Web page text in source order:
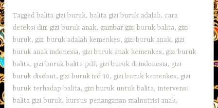
Tagged balita gizi buruk, balita gizi buruk adalah, cara
deteksi dini gizi buruk anak, gambar gizi buruk balita, gizi
buruk, gizi buruk adalah kemenkes, gizi buruk anak, gizi
buruk anak indonesia, gizi buruk anak kemenkes, gizi buruk
balita, gizi buruk balita pdf, gizi buruk di indonesia, gizi
buruk disebut, gizi buruk icd 10, gizi buruk kemenkes, gizi
buruk terhadap balita, gizi buruk untuk balita,intervensi
balita gizi buruk, kursus penanganan malnutrisi anak,